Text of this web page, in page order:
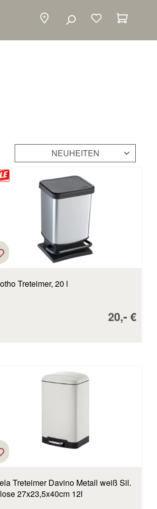
Rotho Treteimer, 20 l
20,-€
Treteimer Davino Metall weiß Sil.
27x23,5x40cm 12l